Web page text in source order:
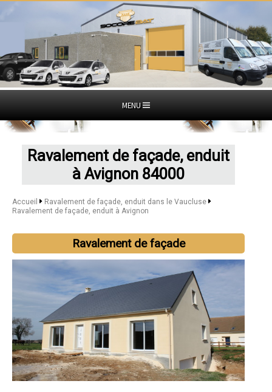
MENU
Ravalement de façade, enduit
à Avignon 84000
Accueil
Ravalement de façade, enduit dans le Vaucluse
Ravalement de façade, enduit à Avignon
Ravalement de façade